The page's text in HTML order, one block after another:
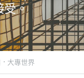
受。
· 大專世界